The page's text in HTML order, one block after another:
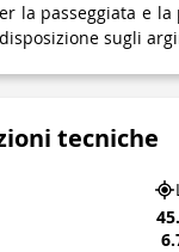
la passeggiata e
sugli
tecniche